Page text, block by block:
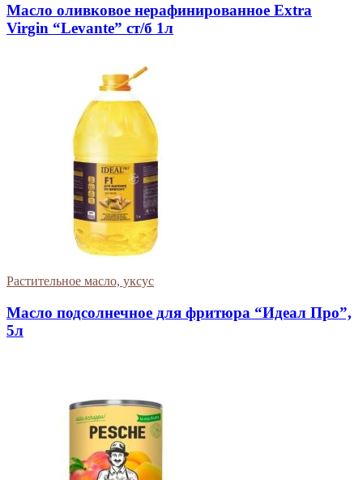
Масло оливковое нерафинированное Extra
Virgin “Levante” ст/б 1л
Растительное масло, уксус
Масло подсолнечное для фритюра “Идеал Про”,
5л